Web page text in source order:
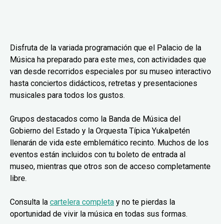
Disfruta de la variada programación que el Palacio de la
Música ha preparado para este mes, con actividades que
van desde recorridos especiales por su museo interactivo
hasta conciertos didácticos, retretas y presentaciones
musicales para todos los gustos.
Grupos destacados como la Banda de Música del
Gobierno del Estado y la Orquesta Típica Yukalpetén
llenarán de vida este emblemático recinto. Muchos de los
eventos están incluidos con tu boleto de entrada al
museo, mientras que otros son de acceso completamente
libre.
Consulta la cartelera completa y no te pierdas la
oportunidad de vivir la música en todas sus formas.